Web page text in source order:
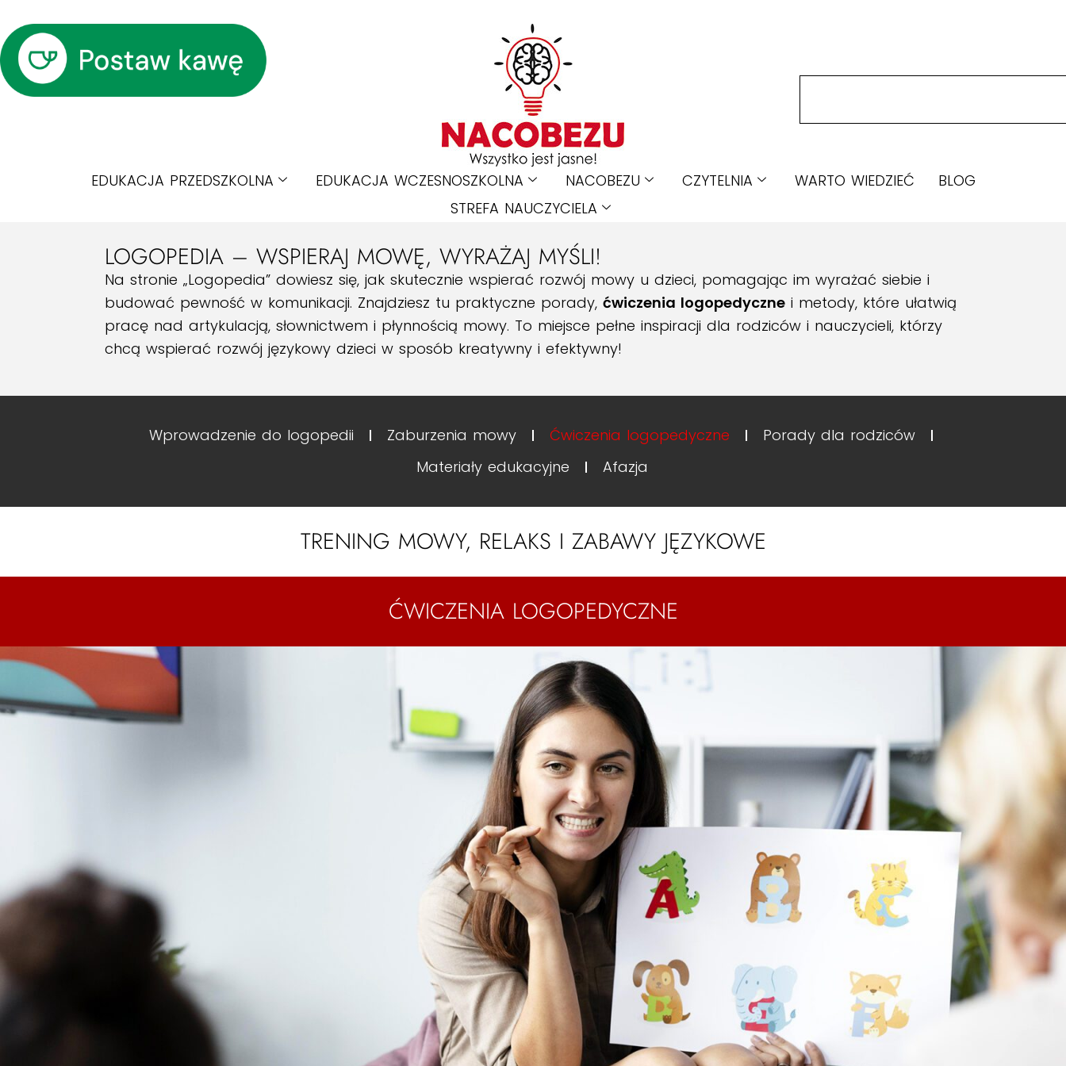
EDUKACJA PRZEDSZKOLNA EDUKACJA WCZESNOSZKOLNA NACOBEZU CZYTELNIA WARTO WIEDZIEĆ
BLOG
STREFA NAUCZYCIELA
LOGOPEDIA – WSPIERAJ MOWĘ, WYRAŻAJ MYŚLI!
Na stronie „Logopedia” dowiesz się, jak skutecznie wspierać rozwój mowy u dzieci, pomagając im wyrażać siebie i
budować pewność w komunikacji. Znajdziesz tu praktyczne porady, ćwiczenia logopedyczne i metody, które ułatwią
pracę nad artykulacją, słownictwem i płynnością mowy. To miejsce pełne inspiracji dla rodziców i nauczycieli, którzy
chcą wspierać rozwój językowy dzieci w sposób kreatywny i efektywny!
Wprowadzenie do logopedii Zaburzenia mowy Ćwiczenia logopedyczne
Porady dla rodziców
Materiały edukacyjne
Afazja
TRENING MOWY, RELAKS I ZABAWY JĘZYKOWE
ĆWICZENIA LOGOPEDYCZNE